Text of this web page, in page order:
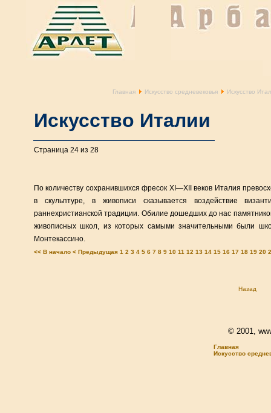
Главная Искусство средневековья Искусство
Искусство Италии
Страница 24 из 28
По количеству сохранившихся фресок XI—XII веков Италия
в скульптуре, в живописи сказывается воздействие
раннехристианской традиции. Обилие дошедших до нас
живописных школ, из которых самыми значительными были
Монтекассино.
<< В начало < Предыдущая 1 2 3 4 5 6 7 8 9 10 11 12 13 14 15 16 17 18 19 20
Назад
© 2001,
Главная
Искусство